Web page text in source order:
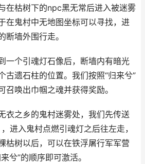
在枯树下的npc黑无常后进入被迷雾
在鬼村中无地图坐标可以寻找，进
断墙外围行走。
一个引魂灯石像后，断墙内有暗光
古遗石柱的位置。我们按照“归来兮”
召唤出巾帼之魂并获得奖励。
衣之乡的鬼村迷雾处，我们先传送
进入鬼村点燃引魂灯之后往左走，
枯树以后，可以在铁浮屠行军军营
兮”的顺序即可激活。